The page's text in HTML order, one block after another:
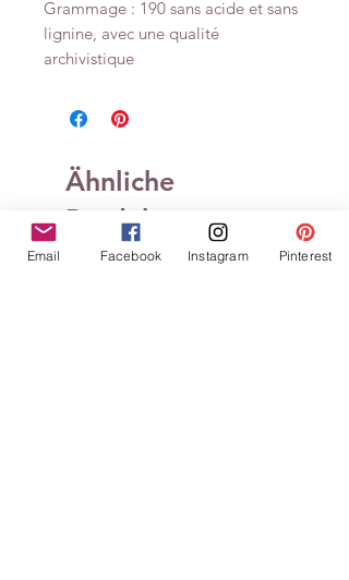
Grammage : 190 sans acide et sans
lignine, avec une qualité
archivistique
Ähnliche
Produkte
Email Facebook Instagram Pinterest